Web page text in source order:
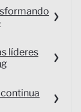
líderes